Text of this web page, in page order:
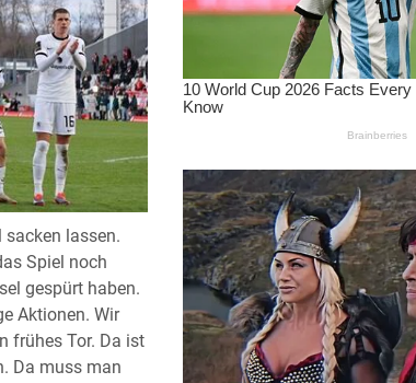
sacken lassen.
Spiel noch
gespürt haben.
Aktionen. Wir
frühes Tor. Da ist
Da muss man